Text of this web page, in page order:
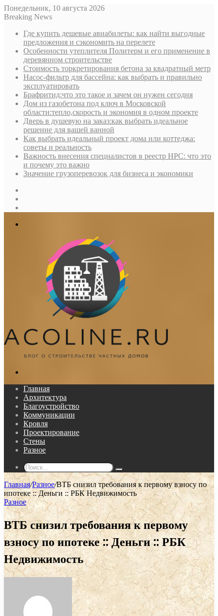
Понедельник, 10 августа 2026
Breaking News
Где купить дешевые авиабилеты: как найти выгодные
предложения и сэкономить на перелете
Особенности утеплителя Политерм и его применение в
деревянном строительстве
Стоимость торкретирования бетона за квадратный метр
Насос-фильтр для бассейна: как выбрать и правильно
эксплуатировать
Брафритид:что это такое и зачем он нужен сегодня
Дом из газобетона под ключ в Московской
области:тепло,скорость и экономия в одном проекте
Дверь в душевую на заказ:как выбрать идеальное
решение для вашей ванной
Как выбрать идеальный проект дома или коттеджа:
советы и реальность
Важность внесения специалистов в реестр НРС: что это
и почему это важно
Значение грузоперевозок для бизнеса и экономики
Главная
Архитектура
Благоустройство
Коммуникации
Кровля
Проектирование
Стены
Разное
Поиск...
Главная/Разное/ВТБ снизил требования к первому взносу по
ипотеке :: Деньги :: РБК Недвижимость
Разное
ВТБ снизил требования к первому
взносу по ипотеке :: Деньги :: РБК
Недвижимость